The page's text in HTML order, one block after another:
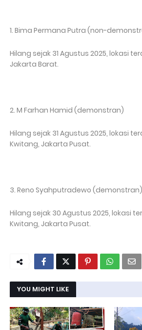
1. Bima Permana Putra (non-
Hilang sejak 31 Agustus 2025, lokasi
Jakarta Barat.
2. M Farhan Hamid (demonstran)
Hilang sejak 31 Agustus 2025, lokasi
Kwitang, Jakarta Pusat.
3. Reno Syahputradewo (demonstran)
Hilang sejak 30 Agustus 2025, lokasi
Kwitang, Jakarta Pusat.
YOU MIGHT LIKE